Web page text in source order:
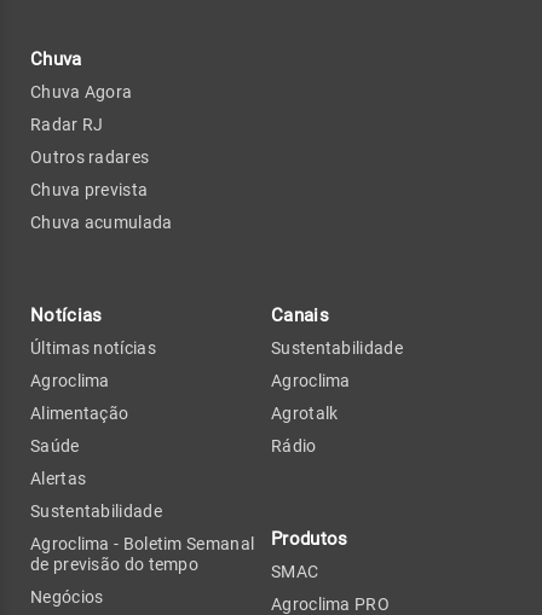
Chuva
Chuva Agora
Radar RJ
Outros radares
Chuva prevista
Chuva acumulada
Notícias
Últimas notícias
Agroclima
Alimentação
Saúde
Alertas
Sustentabilidade
Agroclima - Boletim Semanal
de previsão do tempo
Negócios
Canais
Sustentabilidade
Agroclima
Agrotalk
Rádio
Produtos
SMAC
Agroclima PRO